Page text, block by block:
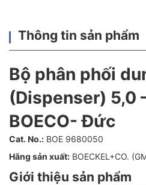
Thông tin sản phẩm
Bộ phân phối
(Dispenser) 5,0
BOECO- Đức
Cat. No.: BOE 9680050
Hãng sản xuất: BOECKEL+CO.
Giới thiệu sản phẩm